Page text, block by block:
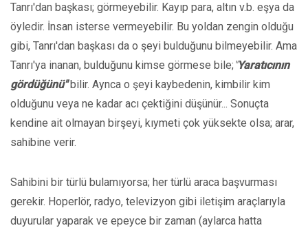
Tanrı'dan başkası; görmeyebilir. Kayıp para, altın v.b. eşya da
öyledir. İnsan isterse vermeyebilir. Bu yoldan zengin olduğu
gibi, Tanrı'dan başkası da o şeyi bulduğunu bilmeyebilir. Ama
Tanrı'ya inanan, bulduğunu kimse görmese bile;"Yaratıcının
gördüğünü"bilir. Aynca o şeyi kaybedenin, kimbilir kim
olduğunu veya ne kadar acı çektiğini düşünür... Sonuçta
kendine ait olmayan birşeyi, kıymeti çok yüksekte olsa; arar,
sahibine verir.
Sahibini bir türlü bulamıyorsa; her türlü araca başvurması
gerekir. Hoperlör, radyo, televizyon gibi iletişim araçlarıyla
duyurular yaparak ve epeyce bir zaman (aylarca hatta